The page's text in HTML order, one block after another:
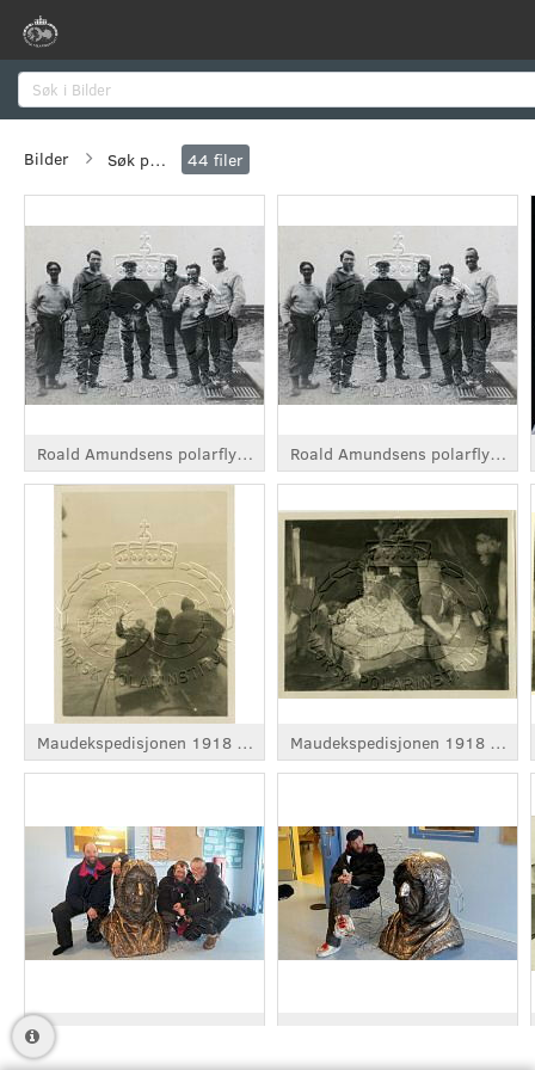
Bilder Søk på flere verdier 44 filer
Roald Amundsens polarflygning i 1925 Roald Amundsens polarflygning i 1925
Maudekspedisjonen 1918 - 1925 Maudekspedisjonen 1918 - 1925
Nordvestpassasjen